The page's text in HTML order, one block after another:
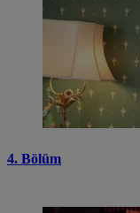
4. Bölüm